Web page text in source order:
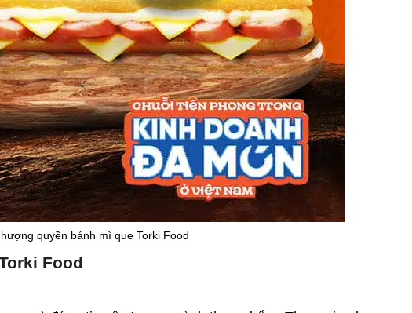
quyền bánh mì que Torki Food
Food